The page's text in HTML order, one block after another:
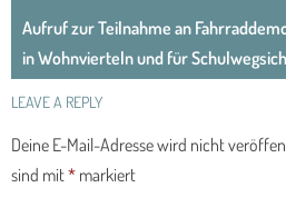
Aufruf zur Teilnahme an
in Wohnvierteln und für
LEAVE A REPLY
Deine E-Mail-Adresse wird nicht
sind mit* markiert